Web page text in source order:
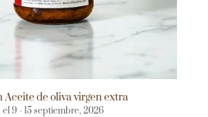
Aceite de oliva virgen extra
9 - 15 septiembre, 2026